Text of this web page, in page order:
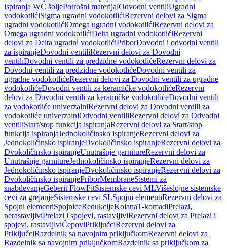
ispiranja WC šoljePotrošni materijalOdvodni ventiliUgradni
vodokotlićiSigma ugradni vodokotlićiRezervni delovi za Sigma
ugradni vodokotlićiOmega ugradni vodokotlićiRezervni delovi za
Omega ugradni vodokotlićiDelta ugradni vodokotlićiRezervni
delovi za Delta ugradni vodokotlićiPriborDovodni i odvodni ventili
za ispiranjeDovodni ventiliRezervni delovi za Dovodni
ventiliDovodni ventili za predzidne vodokotlićeRezervni delovi za
Dovodni ventili za predzidne vodokotlićeDovodni ventili za
ugradne vodokotlićeRezervni delovi za Dovodni ventili za ugradne
vodokotlićeDovodni ventili za keramičke vodokotlićeRezervni
delovi za Dovodni ventili za keramičke vodokotlićeDovodni ventili
za vodokotliće univerzalniRezervni delovi za Dovodni ventili za
vodokotliće univerzalniOdvodni ventiliRezervni delovi za Odvodni
ventiliStart/stop funkcija ispiranjaRezervni delovi za Start/stop
funkcija ispiranjaJednokoličinsko ispiranjeRezervni delovi za
Jednokoličinsko ispiranjeDvokoličinsko ispiranjeRezervni delovi za
Dvokoličinsko ispiranjeUnutrašnje garnitureRezervni delovi za
Unutrašnje garnitureJednokoličinsko ispiranjeRezervni delovi za
Jednokoličinsko ispiranjeDvokoličinsko ispiranjeRezervni delovi za
Dvokoličinsko ispiranjePriborMembraneSistemi za
snabdevanjeGeberit FlowFitSistemske cevi MLVišeslojne sistemske
cevi za grejanjeSistemske cevi SLSpojni elementiRezervni delovi za
Spojni elementiSpojniceRedukcijeKolanaT-komadiPrelazi,
nerastavljiviPrelazi i spojevi, rastavljiviRezervni delovi za Prelazi i
spojevi, rastavljiviČepoviPriključciRezervni delovi za
PriključciRazdelnik sa navojnim priključkomRezervni delovi za
Razdelnik sa navojnim priključkomRazdelnik sa priključkom za